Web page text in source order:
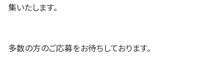
集いたします。
多数の方のご応募をお待ちしております。